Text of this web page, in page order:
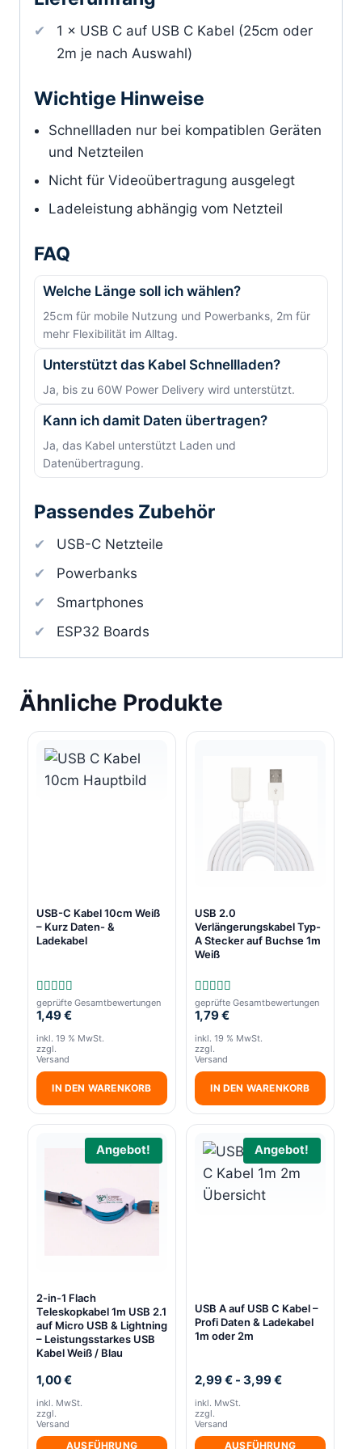
1 × USB C auf USB C Kabel (25cm oder
2m je nach Auswahl)
Wichtige Hinweise
Schnellladen nur bei kompatiblen Geräten
und Netzteilen
Nicht für Videoübertragung ausgelegt
Ladeleistung abhängig vom Netzteil
FAQ
Welche Länge soll ich wählen?
25cm für mobile Nutzung und Powerbanks, 2m für
mehr Flexibilität im Alltag.
Unterstützt das Kabel Schnellladen?
Ja, bis zu 60W Power Delivery wird unterstützt.
Kann ich damit Daten übertragen?
Ja, das Kabel unterstützt Laden und
Datenübertragung.
Passendes Zubehör
USB-C Netzteile
Powerbanks
Smartphones
ESP32 Boards
Ähnliche Produkte
USB-C Kabel 10cm Weiß
– Kurz Daten- &
Ladekabel
Bewertet
mit
5.00
von 5
geprüfte Gesamtbewertungen
1,49€
inkl. 19 % MwSt.
zzgl.
Versand
IN DEN WARENKORB
USB 2.0
Verlängerungskabel Typ-
A Stecker auf Buchse 1m
Weiß
Bewertet
mit
5.00
von 5
geprüfte Gesamtbewertungen
1,79€
inkl. 19 % MwSt.
zzgl.
Versand
IN DEN WARENKORB
Angebot!
2-in-1 Flach
Teleskopkabel 1m USB 2.1
auf Micro USB & Lightning
– Leistungsstarkes USB
Kabel Weiß / Blau
1,00€
inkl. MwSt.
zzgl.
Versand
AUSFÜHRUNG
Angebot!
USB A auf USB C Kabel –
Profi Daten & Ladekabel
1m oder 2m
2,99€ - 3,99€
inkl. MwSt.
zzgl.
Versand
AUSFÜHRUNG